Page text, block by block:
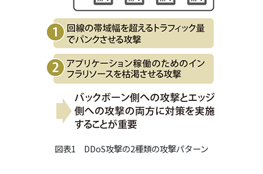
図表1 DDoS攻撃の2種類の攻撃パターン